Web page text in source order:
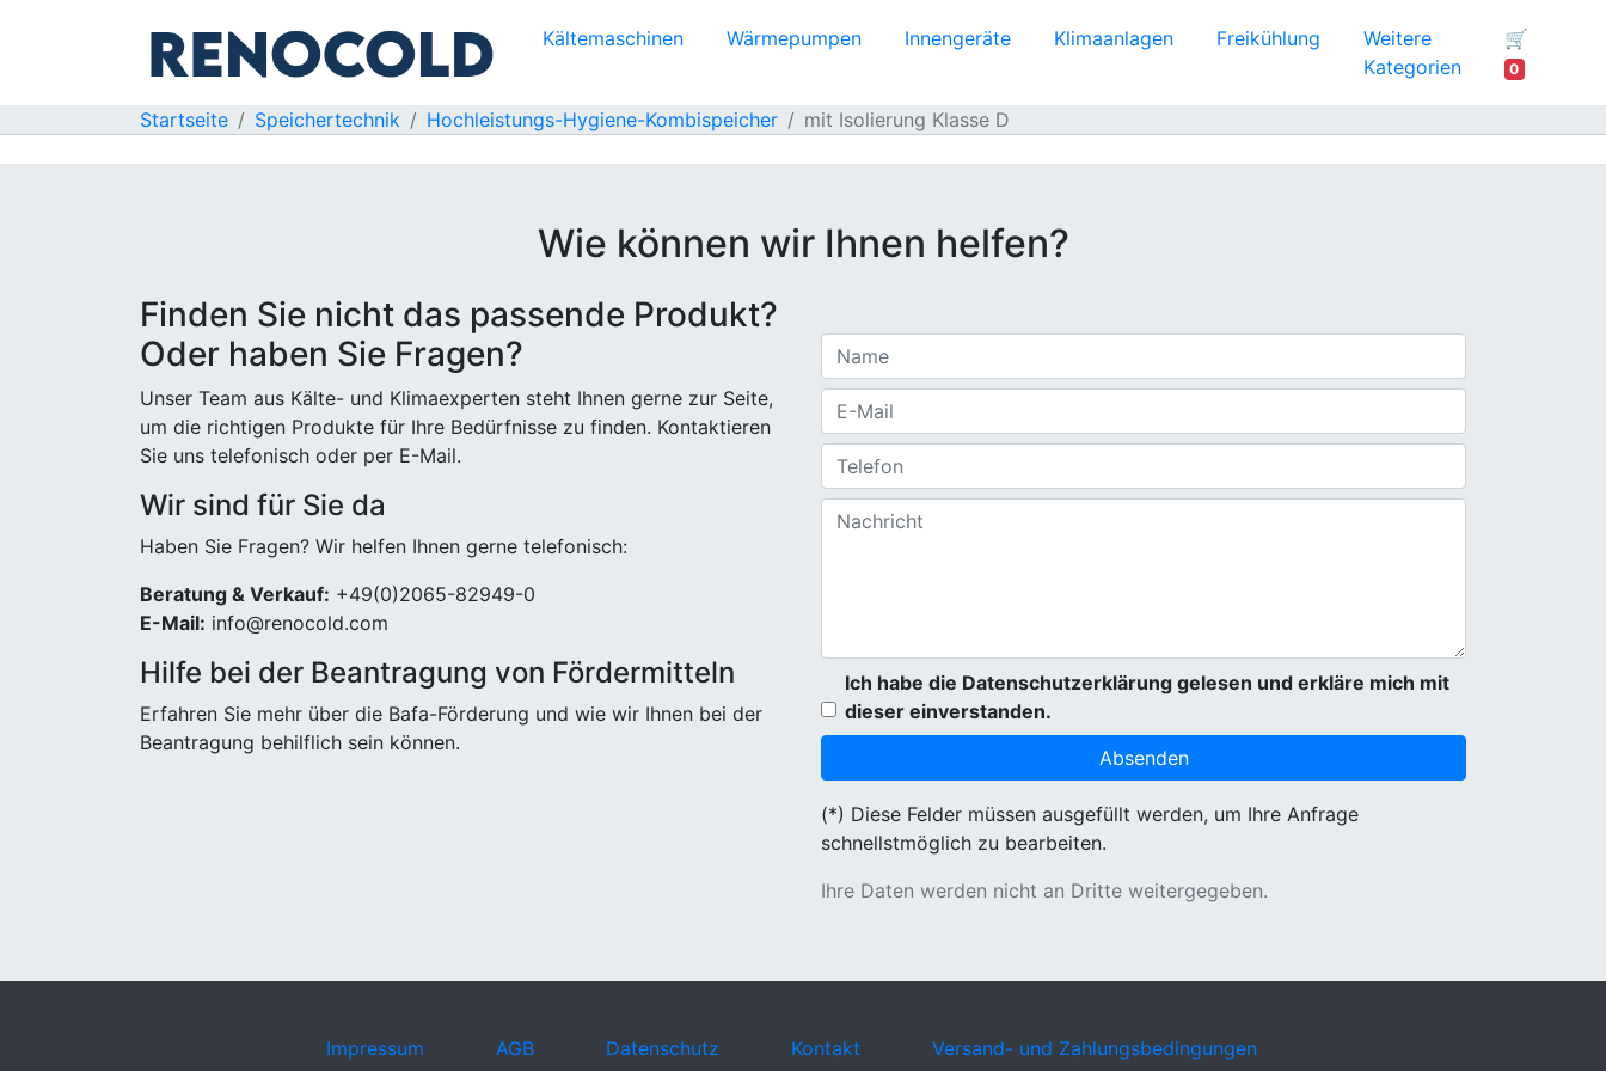
Kältemaschinen Wärmepumpen Innengeräte Klimaanlagen Freikühlung
Weitere
Kategorien
🛒
0
Startseite Speichertechnik Hochleistungs-Hygiene-Kombispeicher mit Isolierung Klasse D
Wie können wir Ihnen helfen?
Finden Sie nicht das passende Produkt?
Oder haben Sie Fragen?
Unser Team aus Kälte- und Klimaexperten steht Ihnen gerne zur Seite,
um die richtigen Produkte für Ihre Bedürfnisse zu finden. Kontaktieren
Sie uns telefonisch oder per E-Mail.
Wir sind für Sie da
Haben Sie Fragen? Wir helfen Ihnen gerne telefonisch:
Beratung & Verkauf: +49(0)2065-82949-0
E-Mail: info@renocold.com
Hilfe bei der Beantragung von Fördermitteln
Erfahren Sie mehr über die Bafa-Förderung und wie wir Ihnen bei der
Beantragung behilflich sein können.
Ich habe die Datenschutzerklärung gelesen und erkläre mich mit
dieser einverstanden.
(*) Diese Felder müssen ausgefüllt werden, um Ihre Anfrage
schnellstmöglich zu bearbeiten.
Ihre Daten werden nicht an Dritte weitergegeben.
Impressum AGB Datenschutz Kontakt Versand- und Zahlungsbedingungen